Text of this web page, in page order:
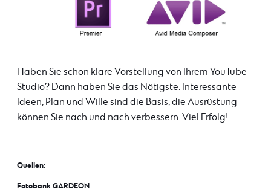
Haben Sie schon klare Vorstellung von Ihrem YouTube
Studio? Dann haben Sie das Nötigste. Interessante
Ideen, Plan und Wille sind die Basis, die Ausrüstung
können Sie nach und nach verbessern. Viel Erfolg!
Quellen:
Fotobank GARDEON